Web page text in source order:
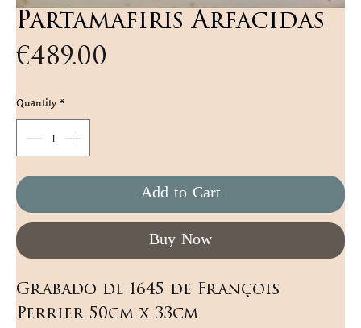
Partamafiris Arfacidas
€489.00
Quantity*
Add to Cart
Buy Now
Grabado de 1645 de François
Perrier 50cm x 33cm